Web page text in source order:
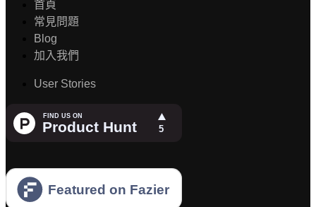
首頁
常見問題
Blog
加入我們
User Stories